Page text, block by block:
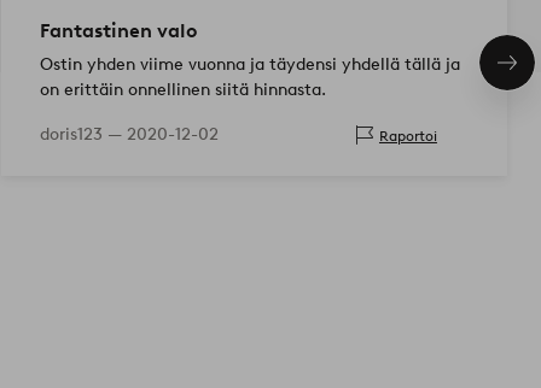
Fantastinen valo
Ostin yhden viime vuonna ja täydensi yhdellä tällä ja
on erittäin onnellinen siitä hinnasta.
doris123 — 2020-12-02 Raportoi